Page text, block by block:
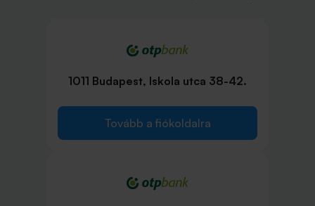
1011 Budapest, Iskola utca 38-42.
Tovább a fiókoldalra